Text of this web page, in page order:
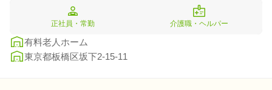
正社員・常勤 介護職・ヘルパー
有料老人ホーム
東京都板橋区坂下2-15-11